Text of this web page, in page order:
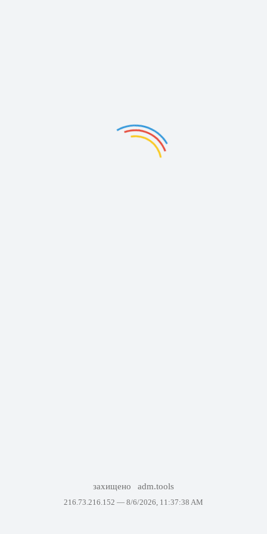
захищено adm.tools
216.73.216.152 — 8/6/2026, 11:37:38 AM